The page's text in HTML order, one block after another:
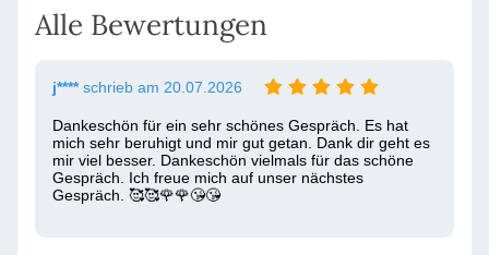
Alle Bewertungen
j****schrieb am 20.07.2026
Dankeschön für ein sehr schönes Gespräch. Es hat
mich sehr beruhigt und mir gut getan. Dank dir geht es
mir viel besser. Dankeschön vielmals für das schöne
Gespräch. Ich freue mich auf unser nächstes
Gespräch. 🥰🥰🌹🌹😘😘